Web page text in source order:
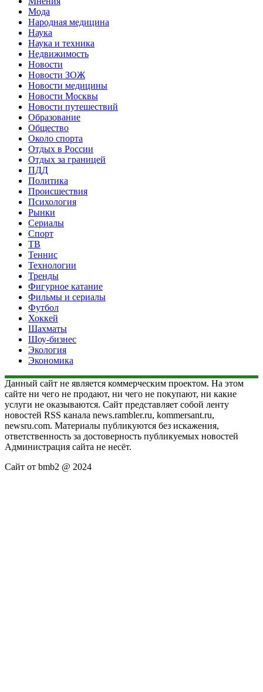
Мода
Народная медицина
Наука
Наука и техника
Недвижимость
Новости
Новости ЗОЖ
Новости медицины
Новости Москвы
Новости путешествий
Образование
Общество
Около спорта
Отдых в России
Отдых за границей
ПДД
Политика
Происшествия
Психология
Рынки
Сериалы
Спорт
ТВ
Теннис
Технологии
Тренды
Фигурное катание
Фильмы и сериалы
Футбол
Хоккей
Шахматы
Шоу-бизнес
Экология
Экономика
Данный сайт не является коммерческим проектом. На этом
сайте ни чего не продают, ни чего не покупают, ни какие
услуги не оказываются. Сайт представляет собой ленту
новостей RSS канала news.rambler.ru, kommersant.ru,
newsru.com. Материалы публикуются без искажения,
ответственность за достоверность публикуемых новостей
Администрация сайта не несёт.
Сайт от bmb2 @ 2024